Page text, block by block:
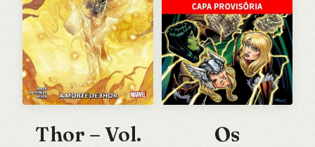
Thor – Vol.
Os